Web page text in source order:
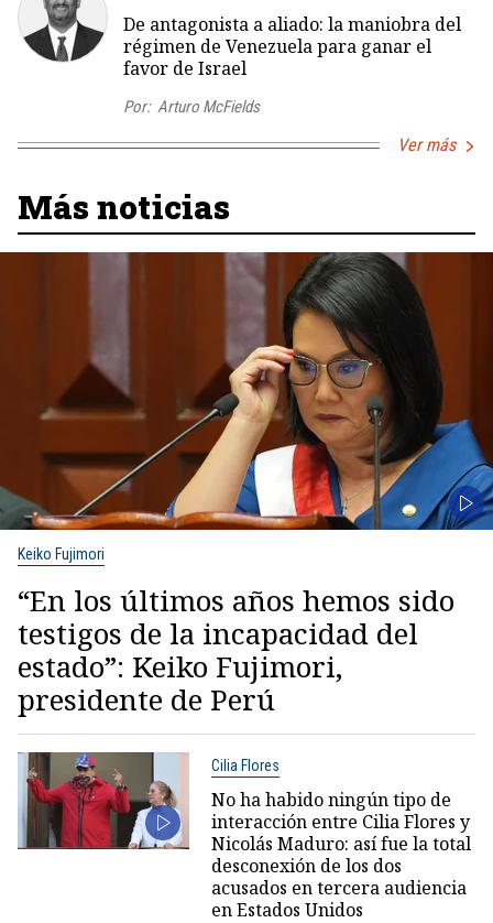
De antagonista a aliado: la maniobra del
régimen de Venezuela para ganar el
favor de Israel
Por: Arturo McFields
Ver más
Más noticias
Keiko Fujimori
“En los últimos años hemos sido
testigos de la incapacidad del
estado”: Keiko Fujimori,
presidente de Perú
Cilia Flores
No ha habido ningún tipo de
interacción entre Cilia Flores y
Nicolás Maduro: así fue la total
desconexión de los dos
acusados en tercera audiencia
en Estados Unidos